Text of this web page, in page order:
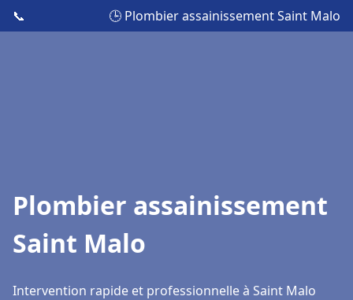
📞 🕒 Plombier assainissement Saint Malo
Plombier assainissement
Saint Malo
Intervention rapide et professionnelle à Saint Malo